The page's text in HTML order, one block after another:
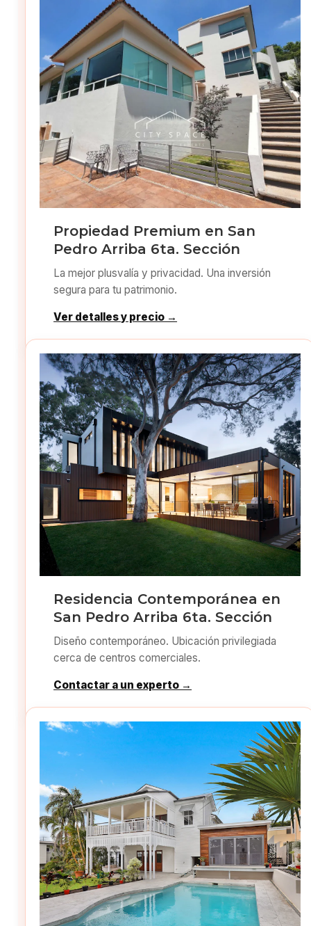
Propiedad Premium en San
Pedro Arriba 6ta. Sección
La mejor plusvalía y privacidad. Una inversión
segura para tu patrimonio.
Ver detalles y precio →
Residencia Contemporánea en
San Pedro Arriba 6ta. Sección
Diseño contemporáneo. Ubicación privilegiada
cerca de centros comerciales.
Contactar a un experto →